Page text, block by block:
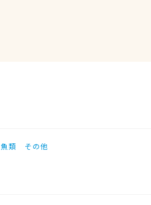
魚類 その他